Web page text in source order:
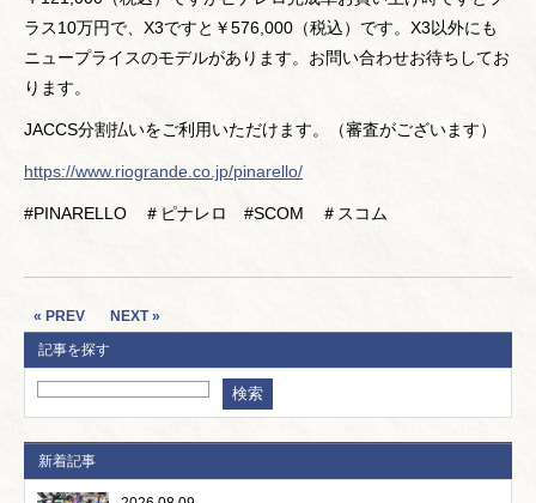
ラス10万円で、X3ですと￥576,000（税込）です。X3以外にも
ニュープライスのモデルがあります。お問い合わせお待ちしてお
ります。
JACCS分割払いをご利用いただけます。（審査がございます）
https://www.riogrande.co.jp/pinarello/
#PINARELLO ＃ピナレロ #SCOM ＃スコム
« PREV
NEXT »
記事を探す
新着記事